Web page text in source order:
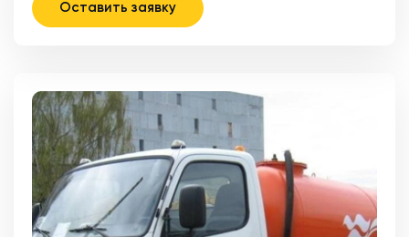
Оставить заявку